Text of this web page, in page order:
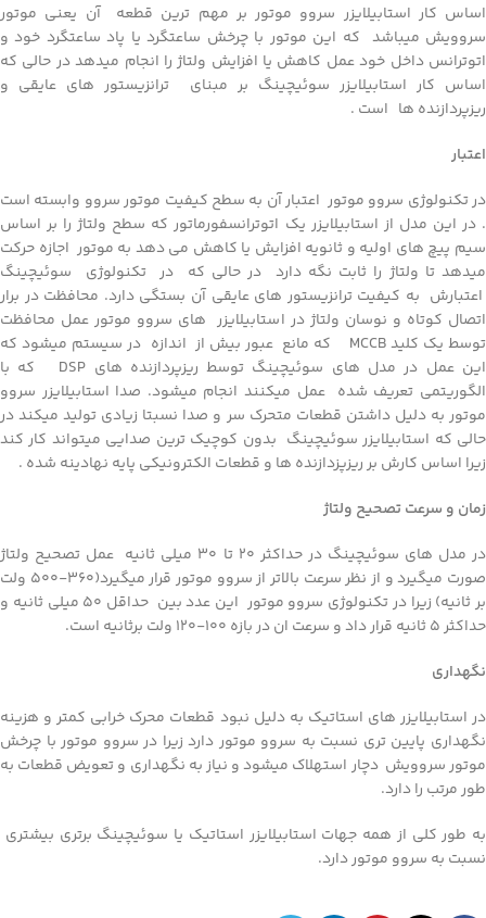
اساس کار استابیلایزر سروو موتور بر مهم ترین قطعه آن یعنی موتور
سروویش میباشد که این موتور با چرخش ساعتگرد یا پاد ساعتگرد خود و
اتوترانس داخل خود عمل کاهش یا افزایش ولتاژ را انجام میدهد در حالی که
اساس کار استابیلایزر سوئیچینگ بر مبنای ترانزیستور های عایقی و
ریزپردازنده ها است .
اعتبار
در تکنولوژی سروو موتور اعتبار آن به سطح کیفیت موتور سروو وابسته است
. در این مدل از استابیلایزر یک اتوترانسفورماتور که سطح ولتاژ را بر اساس
سیم پیچ های اولیه و ثانویه افزایش یا کاهش می دهد به موتور اجازه حرکت
میدهد تا ولتاژ را ثابت نگه دارد در حالی که در تکنولوژی سوئیچینگ
اعتبارش به کیفیت ترانزیستور های عایقی آن بستگی دارد. محافظت در برار
اتصال کوتاه و نوسان ولتاژ در استابیلایزر های سروو موتور عمل محافظت
توسط یک کلید MCCB که مانع عبور بیش از اندازه در سیستم میشود که
این عمل در مدل های سوئیچینگ توسط ریزپردازنده های DSP که با
الگوریتمی تعریف شده عمل میکنند انجام میشود. صدا استابیلایزر سروو
موتور به دلیل داشتن قطعات متحرک سر و صدا نسبتا زیادی تولید میکند در
حالی که استابیلایزر سوئیچینگ بدون کوچیک ترین صدایی میتواند کار کند
زیرا اساس کارش بر ریزپزدازنده ها و قطعات الکترونیکی پایه نهادینه شده .
زمان و سرعت تصحیح ولتاژ
در مدل های سوئیچینگ در حداکثر ۲۰ تا ۳۰ میلی ثانیه عمل تصحیح ولتاژ
صورت میگیرد و از نظر سرعت بالاتر از سروو موتور قرار میگیرد(۳۶۰-۵۰۰ ولت
بر ثانیه) زیرا در تکنولوژی سروو موتور این عدد بین حداقل ۵۰ میلی ثانیه و
حداکثر ۵ ثانیه قرار داد و سرعت ان در بازه ۱۰۰-۱۲۰ ولت برثانیه است.
نگهداری
در استابیلایزر های استاتیک به دلیل نبود قطعات محرک خرابی کمتر و هزینه
نگهداری پایین تری نسبت به سروو موتور دارد زیرا در سروو موتور با چرخش
موتور سروویش دچار استهلاک میشود و نیاز به نگهداری و تعویض قطعات به
طور مرتب را دارد.
به طور کلی از همه جهات استابیلایزر استاتیک یا سوئیچینگ برتری بیشتری
نسبت به سروو موتور دارد.